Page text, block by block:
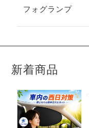
フォグランプ
新着商品